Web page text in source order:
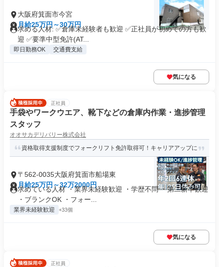
大阪府箕面市今宮
月給25万円～30万円
求める人材: ✅倉庫未経験者も歓迎 ✅正社員が初めての方も歓
迎 ✅要準中型免許(AT...
即日勤務OK 交通費支給
気になる
正社員
手袋やワークウエア、靴下などの倉庫内作業・進捗管理
スタッフ
オオサカデリバリー株式会社
資格取得支援制度でフォークリフト免許取得可！キャリアアップに
〒562-0035大阪府箕面市船場東
月給25万円～32万2000円
求めている人材 ・業界未経験歓迎 ・学歴不問 ・第二新卒歓迎
・ブランクOK ・フォー...
業界未経験歓迎 +33個
気になる
正社員